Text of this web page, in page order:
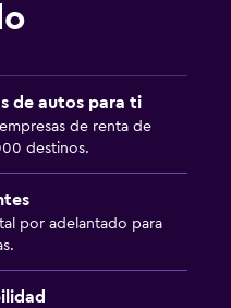
de autos para ti
de renta de
destinos.
por adelantado para